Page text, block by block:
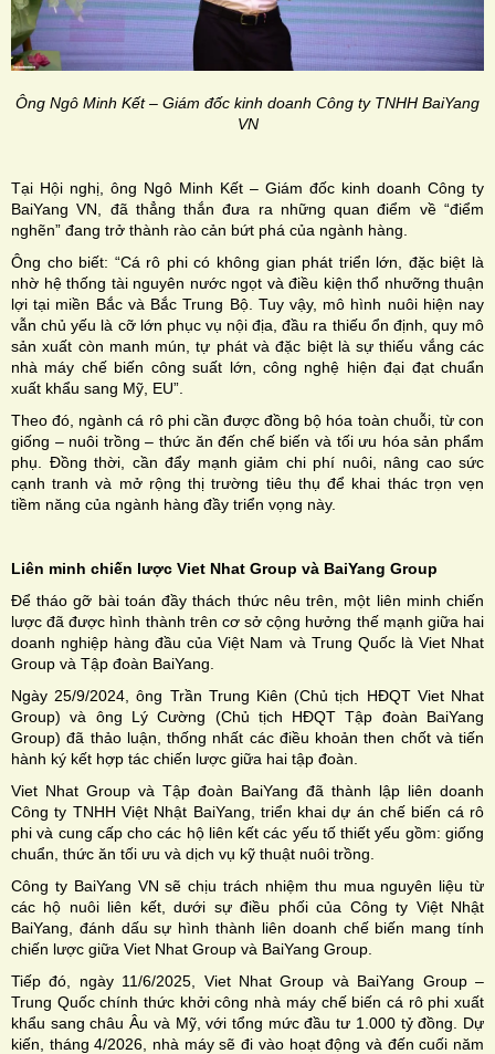
Ông Ngô Minh Kết – Giám đốc kinh doanh Công ty TNHH BaiYang
VN
Tại Hội nghị, ông Ngô Minh Kết – Giám đốc kinh doanh Công ty
BaiYang VN, đã thẳng thắn đưa ra những quan điểm về “điểm
nghẽn” đang trở thành rào cản bứt phá của ngành hàng.
Ông cho biết: “Cá rô phi có không gian phát triển lớn, đặc biệt là
nhờ hệ thống tài nguyên nước ngọt và điều kiện thổ nhưỡng thuận
lợi tại miền Bắc và Bắc Trung Bộ. Tuy vậy, mô hình nuôi hiện nay
vẫn chủ yếu là cỡ lớn phục vụ nội địa, đầu ra thiếu ổn định, quy mô
sản xuất còn manh mún, tự phát và đặc biệt là sự thiếu vắng các
nhà máy chế biến công suất lớn, công nghệ hiện đại đạt chuẩn
xuất khẩu sang Mỹ, EU”.
Theo đó, ngành cá rô phi cần được đồng bộ hóa toàn chuỗi, từ con
giống – nuôi trồng – thức ăn đến chế biến và tối ưu hóa sản phẩm
phụ. Đồng thời, cần đẩy mạnh giảm chi phí nuôi, nâng cao sức
cạnh tranh và mở rộng thị trường tiêu thụ để khai thác trọn vẹn
tiềm năng của ngành hàng đầy triển vọng này.
Liên minh chiến lược Viet Nhat Group và BaiYang Group
Để tháo gỡ bài toán đầy thách thức nêu trên, một liên minh chiến
lược đã được hình thành trên cơ sở cộng hưởng thế mạnh giữa hai
doanh nghiệp hàng đầu của Việt Nam và Trung Quốc là Viet Nhat
Group và Tập đoàn BaiYang.
Ngày 25/9/2024, ông Trần Trung Kiên (Chủ tịch HĐQT Viet Nhat
Group) và ông Lý Cường (Chủ tịch HĐQT Tập đoàn BaiYang
Group) đã thảo luận, thống nhất các điều khoản then chốt và tiến
hành ký kết hợp tác chiến lược giữa hai tập đoàn.
Viet Nhat Group và Tập đoàn BaiYang đã thành lập liên doanh
Công ty TNHH Việt Nhật BaiYang, triển khai dự án chế biến cá rô
phi và cung cấp cho các hộ liên kết các yếu tố thiết yếu gồm: giống
chuẩn, thức ăn tối ưu và dịch vụ kỹ thuật nuôi trồng.
Công ty BaiYang VN sẽ chịu trách nhiệm thu mua nguyên liệu từ
các hộ nuôi liên kết, dưới sự điều phối của Công ty Việt Nhật
BaiYang, đánh dấu sự hình thành liên doanh chế biến mang tính
chiến lược giữa Viet Nhat Group và BaiYang Group.
Tiếp đó, ngày 11/6/2025, Viet Nhat Group và BaiYang Group –
Trung Quốc chính thức khởi công nhà máy chế biến cá rô phi xuất
khẩu sang châu Âu và Mỹ, với tổng mức đầu tư 1.000 tỷ đồng. Dự
kiến, tháng 4/2026, nhà máy sẽ đi vào hoạt động và đến cuối năm